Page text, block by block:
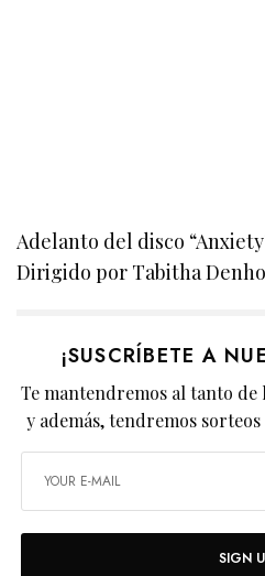
Adelanto del disco
Dirigido por Tabitha
¡SUSCRÍBETE A
Te mantendremos al tanto de
y además, tendremos
SIGN